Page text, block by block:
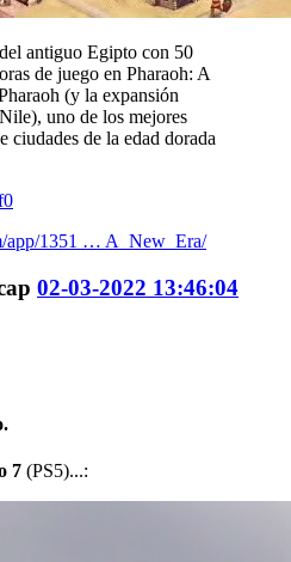
antiguo Egipto con 50
de juego en Pharaoh: A
(y la expansión
uno de los mejores
ciudades de la edad dorada
app/1351 … A_New_Era/
02-03-2022 13:46:04
7 (PS5)...: